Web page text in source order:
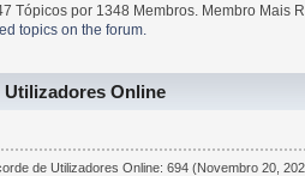
Tópicos por 1348 Membros. Membro Mais
topics on the forum.
Utilizadores Online
de Utilizadores Online: 694 (Novembro 20,